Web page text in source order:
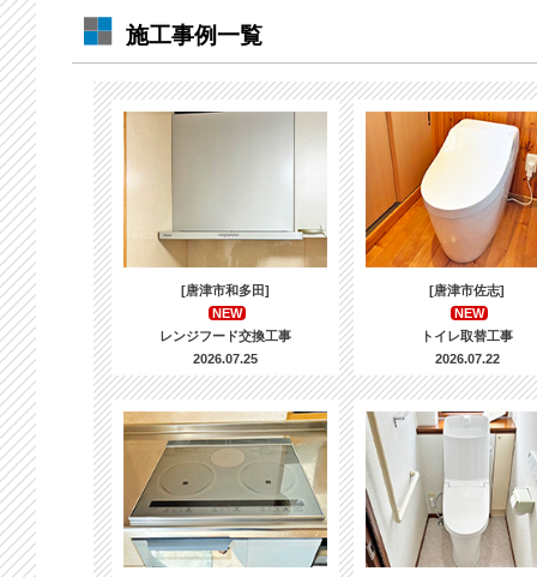
施工事例一覧
[唐津市和多田]
NEW
レンジフード交換工事
2026.07.25
[唐津市佐志]
NEW
トイレ取替工事
2026.07.22